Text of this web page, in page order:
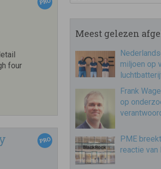
four
Meest gelezen
miljoen op
Frank
op
PME
reactie